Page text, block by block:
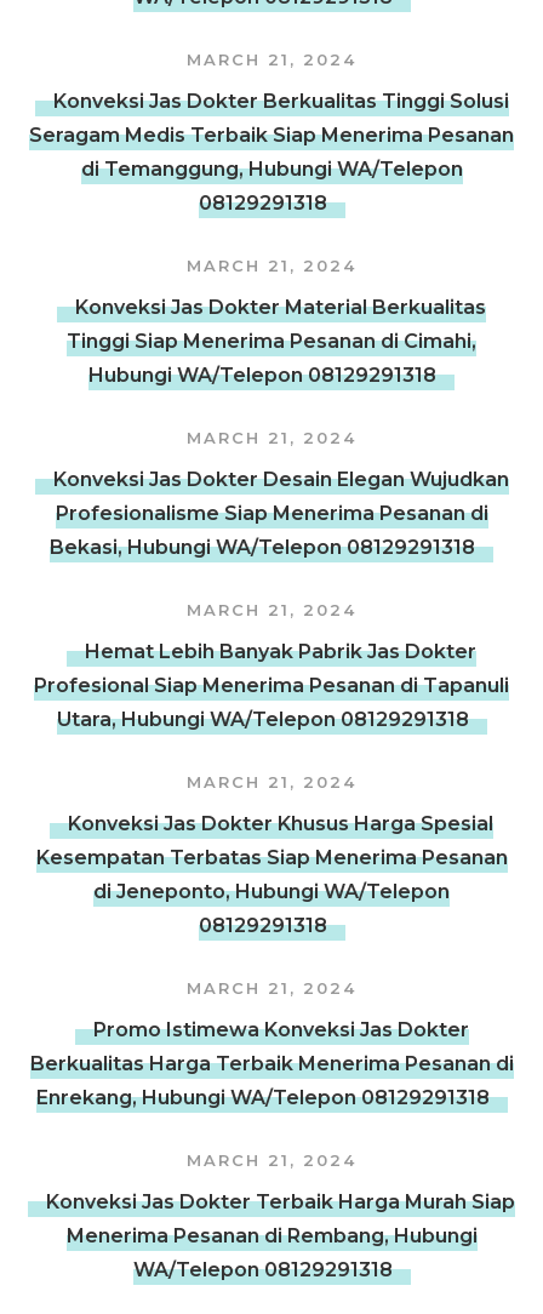
MARCH 21, 2024
Konveksi Jas Dokter Berkualitas Tinggi Solusi
Seragam Medis Terbaik Siap Menerima Pesanan
di Temanggung, Hubungi WA/Telepon
08129291318
MARCH 21, 2024
Konveksi Jas Dokter Material Berkualitas
Tinggi Siap Menerima Pesanan di Cimahi,
Hubungi WA/Telepon 08129291318
MARCH 21, 2024
Konveksi Jas Dokter Desain Elegan Wujudkan
Profesionalisme Siap Menerima Pesanan di
Bekasi, Hubungi WA/Telepon 08129291318
MARCH 21, 2024
Hemat Lebih Banyak Pabrik Jas Dokter
Profesional Siap Menerima Pesanan di Tapanuli
Utara, Hubungi WA/Telepon 08129291318
MARCH 21, 2024
Konveksi Jas Dokter Khusus Harga Spesial
Kesempatan Terbatas Siap Menerima Pesanan
di Jeneponto, Hubungi WA/Telepon
08129291318
MARCH 21, 2024
Promo Istimewa Konveksi Jas Dokter
Berkualitas Harga Terbaik Menerima Pesanan di
Enrekang, Hubungi WA/Telepon 08129291318
MARCH 21, 2024
Konveksi Jas Dokter Terbaik Harga Murah Siap
Menerima Pesanan di Rembang, Hubungi
WA/Telepon 08129291318